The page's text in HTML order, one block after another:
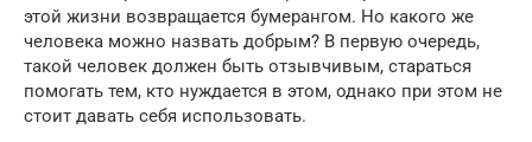
этой жизни возвращается бумерангом. Но какого же
человека можно назвать добрым? В первую очередь,
такой человек должен быть отзывчивым, стараться
помогать тем, кто нуждается в этом, однако при этом не
стоит давать себя использовать.